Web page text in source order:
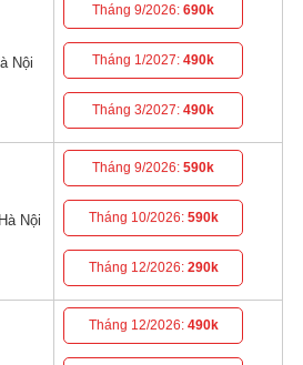
Nội
Tháng 9/2026:690k
Tháng 1/2027:490k
Tháng 3/2027:490k
Nội
Tháng 9/2026:590k
Tháng 10/2026: 590k
Tháng 12/2026: 290k
Tháng 12/2026: 490k